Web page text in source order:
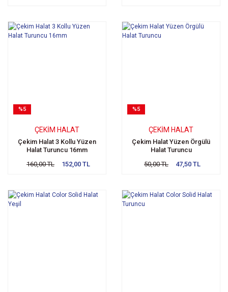
%5
ÇEKIM HALAT
Çekim Halat 3 Kollu Yüzen
Halat Turuncu 16mm
160,00 TL
152,00 TL
%5
ÇEKIM HALAT
Çekim Halat Yüzen Örgülü
Halat Turuncu
50,00 TL
47,50 TL